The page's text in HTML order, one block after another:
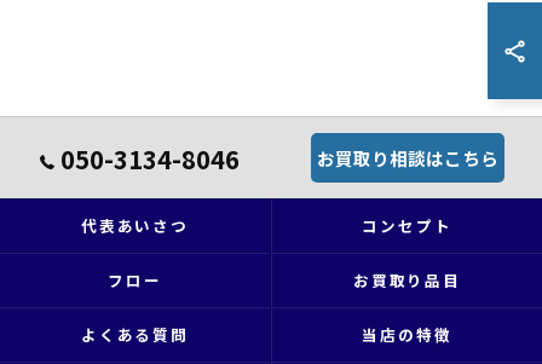
050-3134-8046 お買取り相談はこちら
代表あいさつ コンセプト
フロー お買取り品目
よくある質問 当店の特徴